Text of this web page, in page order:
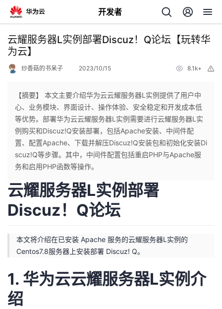
开发者
返
回
个
人
主
页
我
的
开
发
者
云耀服务器L实例部署Discuz！Q论坛【玩转华
为云】
炒香菇的书呆子 2023/10/15 8.1k+
【摘要】 本文主要介绍华为云云耀服务器L实例提供了用户中
心、业务模块、界面设计、操作体验、安全稳定和开发成本低
等优势。部署华为云云耀服务器L实例需要进行云耀服务器L实
例购买和Discuz!Q安装部署，包括Apache安装、中间件配
置、配置Apache、下载并解压Discuz!Q安装包和初始化安装Di
scuz!Q等步骤。其中，中间件配置包括重启PHP与Apache服
务和启用PHP函数等操作。
云耀服务器L实例部署
Discuz！Q论坛
本文将介绍在已安装 Apache 服务的云耀服务器L实例的
Centos7.8服务器上安装部署 Discuz! Q。
1. 华为云云耀服务器L实例介
绍